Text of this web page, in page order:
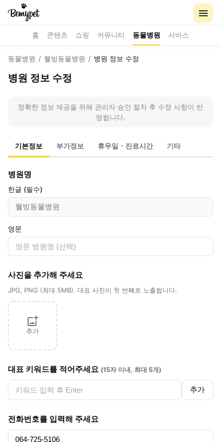
홈 콘텐츠 쇼핑 커뮤니티 동물병원 서비스
동물병원 / 웰빙동물병원 / 병원 정보 수정
병원 정보 수정
정확한 정보 제공을 위해 관리자 승인 절차 후 수정 사항이 반
영됩니다.
기본정보 부가정보 휴무일・진료시간 기타
병원명
한글 (필수)
영문
사진을 추가해 주세요
JPG, PNG (최대 5MB). 대표 사진이 첫 번째로 노출됩니다.
추가
대표 키워드를 적어주세요 (15자 이내, 최대 5개)
추가
전화번호를 입력해 주세요